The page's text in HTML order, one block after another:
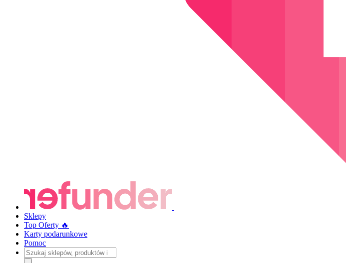
Sklepy
Top Oferty 🔥
Karty podarunkowe
Pomoc
Szukaj
sklepów,